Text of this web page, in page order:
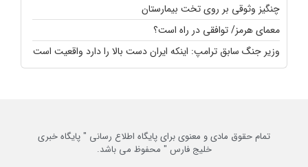
چنگیز وثوقی بر روی تخت بیمارستان
معمای هرمز/ توافقی در راه است؟
وزیر جنگ سابق ترامپ: اینکه ایران دست بالا را دارد واقعیت است
تمام حقوق مادی و معنوی برای پایگاه اطلاع رسانی " پایگاه خبری
خلیج فارس " محفوظ می باشد.